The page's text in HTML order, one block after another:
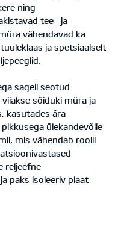
ning
tee- ja
vähendavad ka
ja spetsiaalselt
sageli seotud
sõiduki müra ja
kasutades ära
ülekandevõlle
mis vähendab roolil
reljeefne
paks isoleeriv plaat